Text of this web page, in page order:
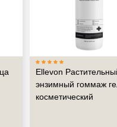
Ellevon
энзимный гоммаж
косметический